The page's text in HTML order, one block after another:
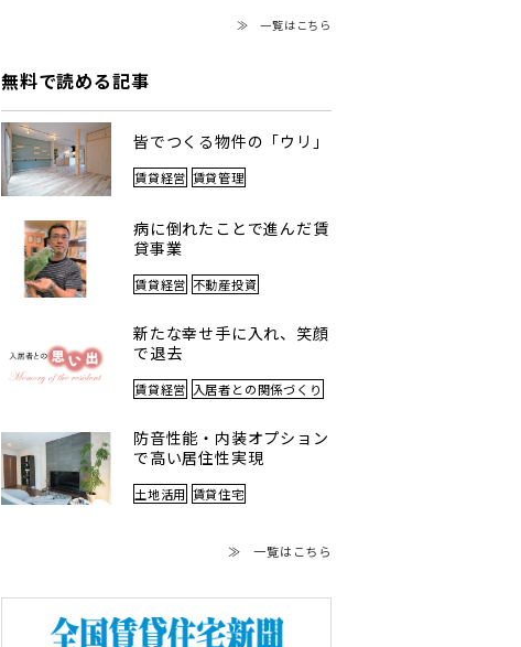
≫ 一覧はこちら
無料で読める記事
皆でつくる物件の「ウリ」
賃貸経営 賃貸管理
病に倒れたことで進んだ賃
貸事業
賃貸経営 不動産投資
新たな幸せ手に入れ、笑顔
で退去
賃貸経営 入居者との関係づくり
防音性能・内装オプション
で高い居住性実現
土地活用 賃貸住宅
≫ 一覧はこちら